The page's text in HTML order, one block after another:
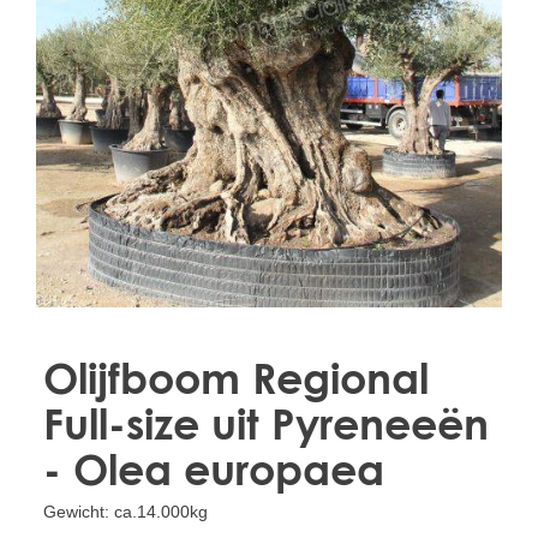
VORSTBESCHERMINGVOORBOMEN.NL
WINTERSCHUTZFUERBAEUME.DE
FROSTPROTECTIONFORTREES.CO.UK
Terracotta
TERRACOTTA.NL
TERRACOTTA.BE
TERRAKOTTA.DE
Olijfboom Regional
Full-size uit Pyreneeën
- Olea europaea
Gewicht: ca.14.000kg